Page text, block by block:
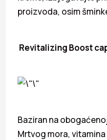
proizvoda, osim
Revitalizing Boost
Baziran na
Mrtvog mora, vitamina